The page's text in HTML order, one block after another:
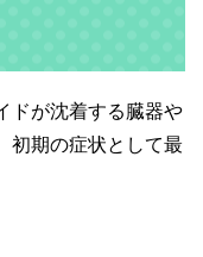
ドが沈着する臓器や
初期の症状として最